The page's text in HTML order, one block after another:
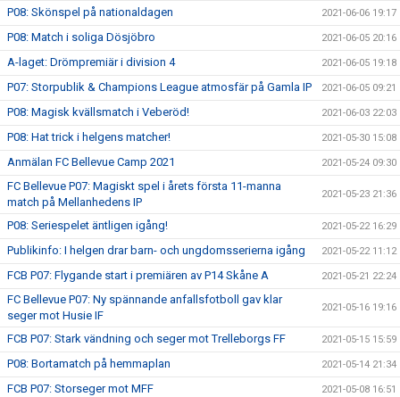
P08: Skönspel på nationaldagen 2021-06-06 19:17
P08: Match i soliga Dösjöbro 2021-06-05 20:16
A-laget: Drömpremiär i division 4 2021-06-05 19:18
P07: Storpublik & Champions League atmosfär på Gamla IP 2021-06-05 09:21
P08: Magisk kvällsmatch i Veberöd! 2021-06-03 22:03
P08: Hat trick i helgens matcher! 2021-05-30 15:08
Anmälan FC Bellevue Camp 2021 2021-05-24 09:30
FC Bellevue P07: Magiskt spel i årets första 11-manna
match på Mellanhedens IP
2021-05-23 21:36
P08: Seriespelet äntligen igång! 2021-05-22 16:29
Publikinfo: I helgen drar barn- och ungdomsserierna igång 2021-05-22 11:12
FCB P07: Flygande start i premiären av P14 Skåne A 2021-05-21 22:24
FC Bellevue P07: Ny spännande anfallsfotboll gav klar
seger mot Husie IF
2021-05-16 19:16
FCB P07: Stark vändning och seger mot Trelleborgs FF 2021-05-15 15:59
P08: Bortamatch på hemmaplan 2021-05-14 21:34
FCB P07: Storseger mot MFF 2021-05-08 16:51